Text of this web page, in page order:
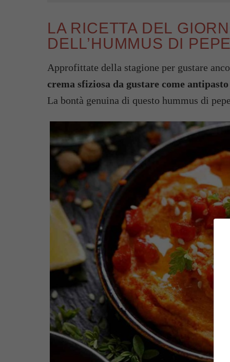
LA RICETTA DEL
DELL’HUMMUS DI
Approfittate della stagione per gustare
crema sfiziosa da gustare come antipasto
La bontà genuina di questo hummus di